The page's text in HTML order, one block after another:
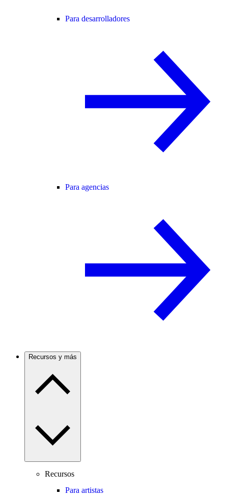
Para desarrolladores
Para agencias
Recursos y más
Recursos
Para artistas